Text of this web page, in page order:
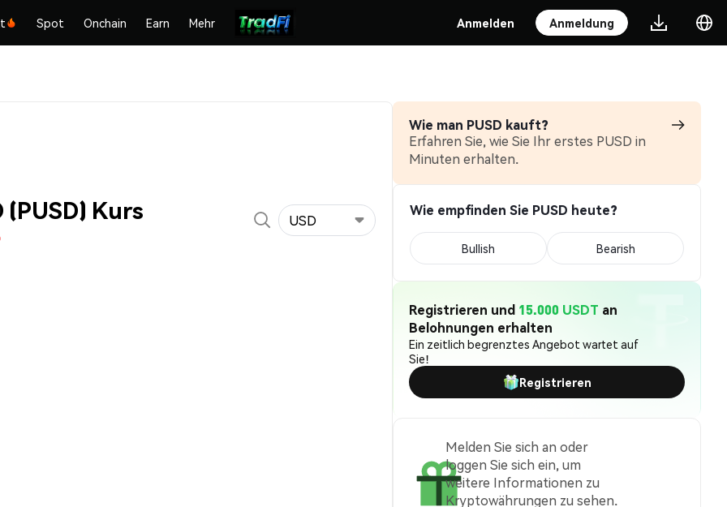
Spot Onchain Earn Mehr Anmelden Anmeldung
(PUSD) Kurs USD
Wie man PUSD kauft?
Erfahren Sie, wie Sie Ihr erstes PUSD in
Minuten erhalten.
Wie empfinden Sie PUSD heute?
Bullish Bearish
Registrieren und 15.000 USDT an
Belohnungen erhalten
Ein zeitlich begrenztes Angebot wartet auf
Sie!
Registrieren
Melden Sie sich an oder
loggen Sie sich ein, um
weitere Informationen zu
Kryptowährungen zu sehen.